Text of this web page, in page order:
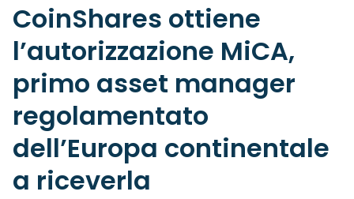
CoinShares ottiene
l’autorizzazione MiCA,
primo asset manager
regolamentato
dell’Europa continentale
a riceverla